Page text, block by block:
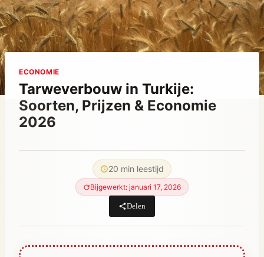
ECONOMIE
Tarweverbouw in Turkije:
Soorten, Prijzen & Economie
2026
20 min leestijd
Bijgewerkt: januari 17, 2026
Delen